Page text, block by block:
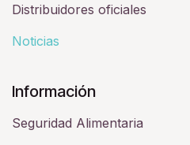
Distribuidores oficiales
Noticias
Información
Seguridad Alimentaria